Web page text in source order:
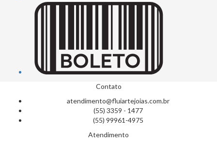
Contato
atendimento@fluiartejoias.com.br
(55) 3359 - 1477
(55) 99961-4975
Atendimento